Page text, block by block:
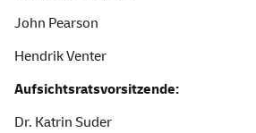
John Pearson
Hendrik Venter
Aufsichtsratsvorsitzende:
Dr. Katrin Suder